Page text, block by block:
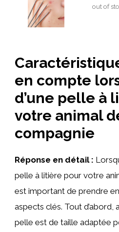
out of
en compte
d’une pelle à
votre animal
compagnie
Réponse en détail :
pelle à litière pour votre
est important de prendre
aspects clés. Tout d’abord,
pelle est de taille adaptée